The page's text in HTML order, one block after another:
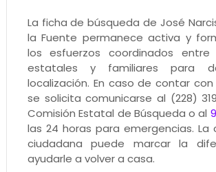
La ficha de búsqueda de José
la Fuente permanece activa y
los esfuerzos coordinados entre
estatales y familiares para
localización. En caso de contar
se solicita comunicarse al (228)
Comisión Estatal de Búsqueda o al
las 24 horas para emergencias. La
ciudadana puede marcar la
ayudarle a volver a casa.